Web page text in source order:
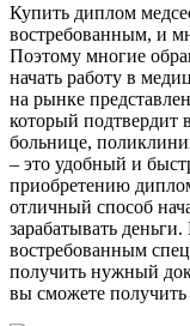
Купить диплoм
востребованным, и
Поэтому многие
начать работу в
на рынке
который подтвердит
больнице,
– это удобный и
приобретению
отличный способ
зарабатывать
востребованным
получить нужный
вы сможете